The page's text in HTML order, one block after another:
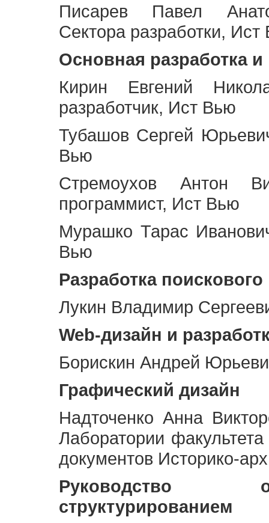
Писарев Павел
Сектора разработки,
Основная разработка
Кирин Евгений
разработчик, Ист Вью
Тубашов Сергей
Вью
Стремоухов Антон
программист, Ист Вью
Мурашко Тарас
Вью
Разработка
Лукин Владимир
Web-дизайн и
Борискин Андрей
Графический дизайн
Надточенко Анна
Лаборатории
документов Историко-
Руководство
структурированием